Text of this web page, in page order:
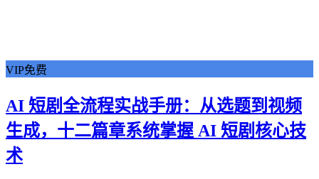
VIP免费
AI 短剧全流程实战手册：从选题到视频
生成，十二篇章系统掌握 AI 短剧核心技
术